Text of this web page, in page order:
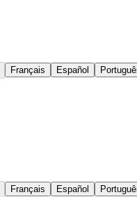
Français Español
Français Español